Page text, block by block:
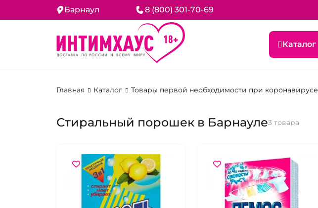
Барнаул 8 (800) 301-70-69
Каталог
Главная Каталог Товары первой необходимости при коронавирусе
Стиральный порошек в Барнауле3 товара